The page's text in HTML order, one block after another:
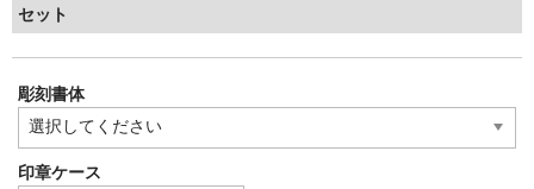
セット
彫刻書体
印章ケース